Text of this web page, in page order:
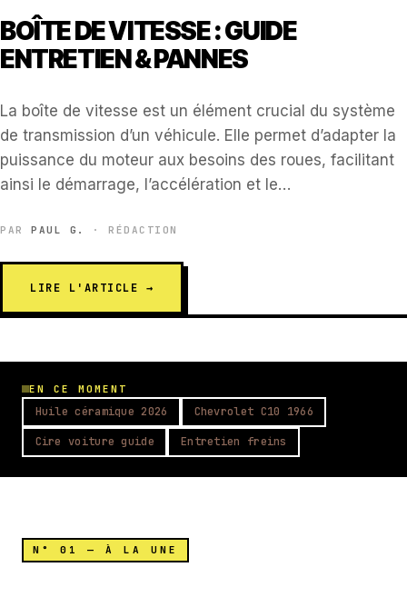
BOÎTE DE VITESSE : GUIDE
ENTRETIEN & PANNES
La boîte de vitesse est un élément crucial du système
de transmission d’un véhicule. Elle permet d’adapter la
puissance du moteur aux besoins des roues, facilitant
ainsi le démarrage, l’accélération et le…
PAR PAUL G. · RÉDACTION
LIRE L'ARTICLE →
EN CE MOMENT
Huile céramique 2026 Chevrolet C10 1966
Cire voiture guide Entretien freins
N° 01 — À LA UNE